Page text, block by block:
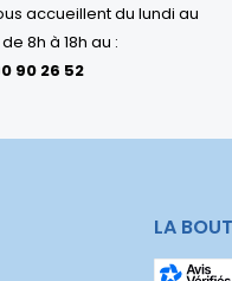
accueillent du lundi au
8h à 18h au :
90 26 52
LA